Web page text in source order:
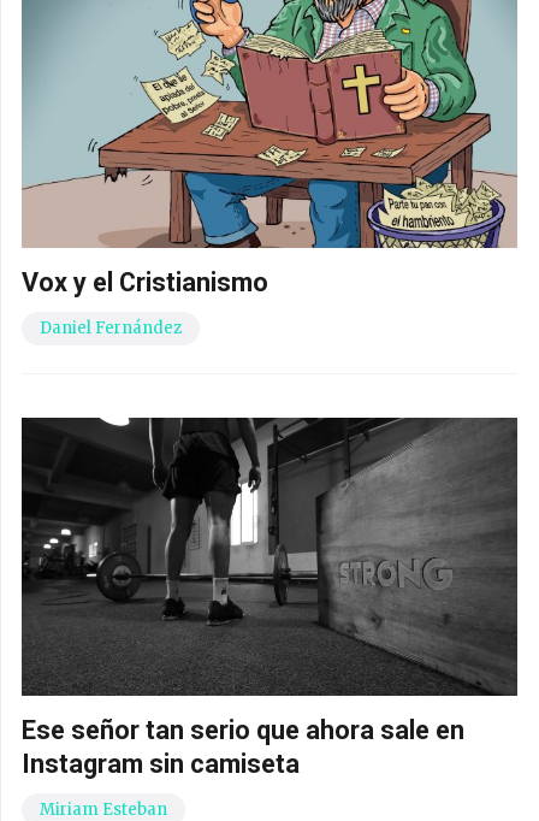
Vox y el Cristianismo
Daniel Fernández
Ese señor tan serio que ahora sale en
Instagram sin camiseta
Miriam Esteban